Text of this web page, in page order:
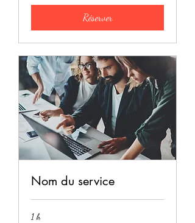
Réserver
Nom du service
1 h